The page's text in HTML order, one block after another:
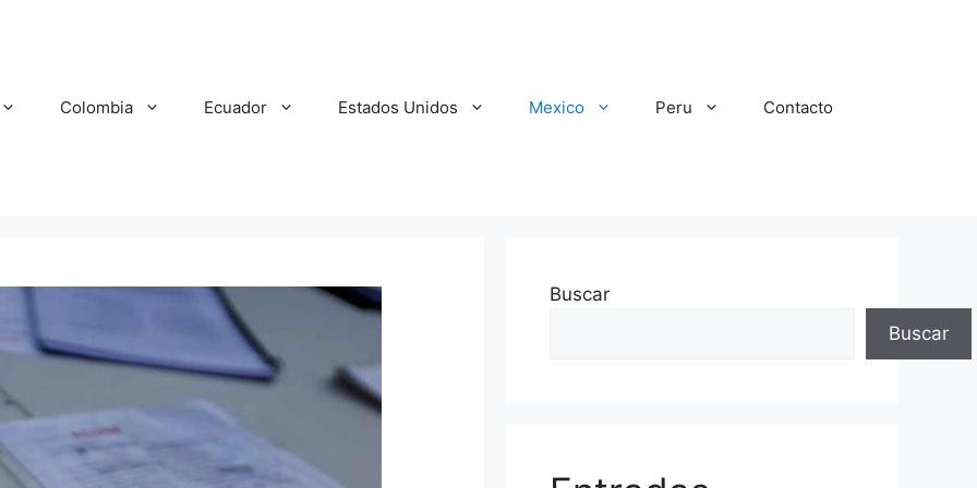
Colombia Ecuador Estados Unidos Mexico Peru Contacto
Buscar
Buscar